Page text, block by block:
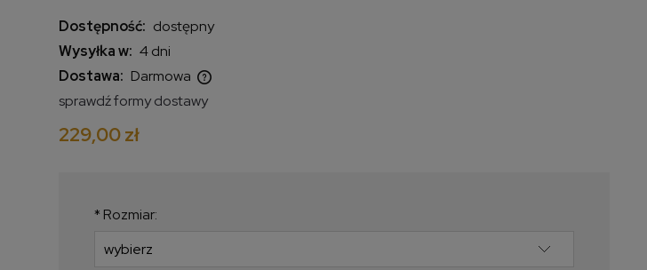
Dostępność: dostępny
Wysyłka w: 4 dni
Dostawa: Darmowa
kosztów płatności
sprawdź formy dostawy
229,00 zł
* Rozmiar: